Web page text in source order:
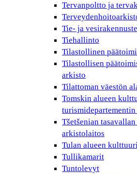
Tervanpoltto ja
Tie- ja
Tiehallinto
Tilastollinen
Tilastollisen
arkisto
Tilattoman väestön
Tomskin alueen
Tšetšenian
arkistolaitos
Tulan alueen
Tullikamarit
Tuntolevyt